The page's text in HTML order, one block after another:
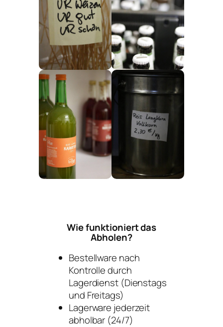
Wie funktioniert das
Abholen?
Bestellware nach
Kontrolle durch
Lagerdienst (Dienstags
und Freitags)
Lagerware jederzeit
abholbar (24/7)